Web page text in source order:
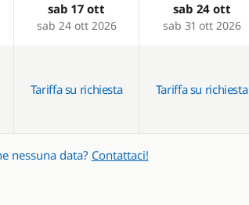
sab 17 ott
sab 24 ott 2026
sab 24 ott
sab 31 ott 2026
Tariffa su richiesta Tariffa su richiesta
nessuna data? Contattaci!